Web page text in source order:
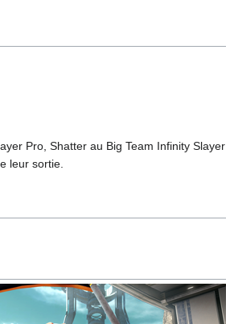
Pro, Shatter au Big Team Infinity Slayer
leur sortie.